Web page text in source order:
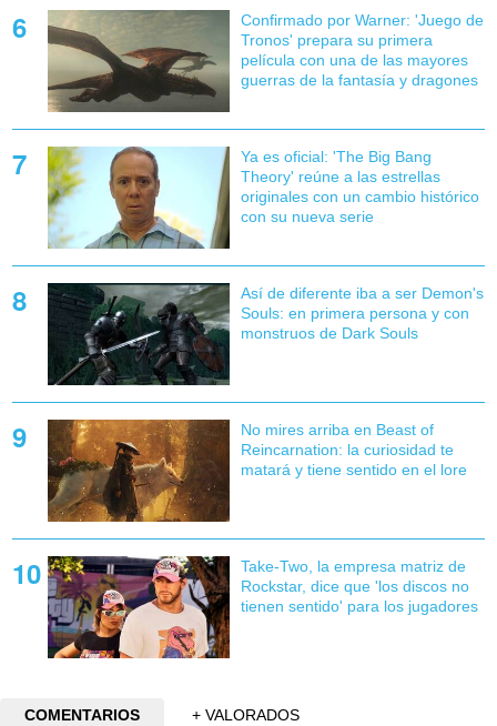
Confirmado por Warner: 'Juego de
Tronos' prepara su primera
película con una de las mayores
guerras de la fantasía y dragones
Ya es oficial: 'The Big Bang
Theory' reúne a las estrellas
originales con un cambio histórico
con su nueva serie
Así de diferente iba a ser Demon's
Souls: en primera persona y con
monstruos de Dark Souls
No mires arriba en Beast of
Reincarnation: la curiosidad te
matará y tiene sentido en el lore
Take-Two, la empresa matriz de
Rockstar, dice que 'los discos no
tienen sentido' para los jugadores
COMENTARIOS
+ VALORADOS